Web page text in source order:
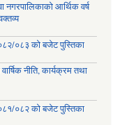
आर्थिक वर्ष
०८३ को बजेट पुस्तिका
नीति, कार्यक्रम तथा
०८२ को बजेट पुस्तिका